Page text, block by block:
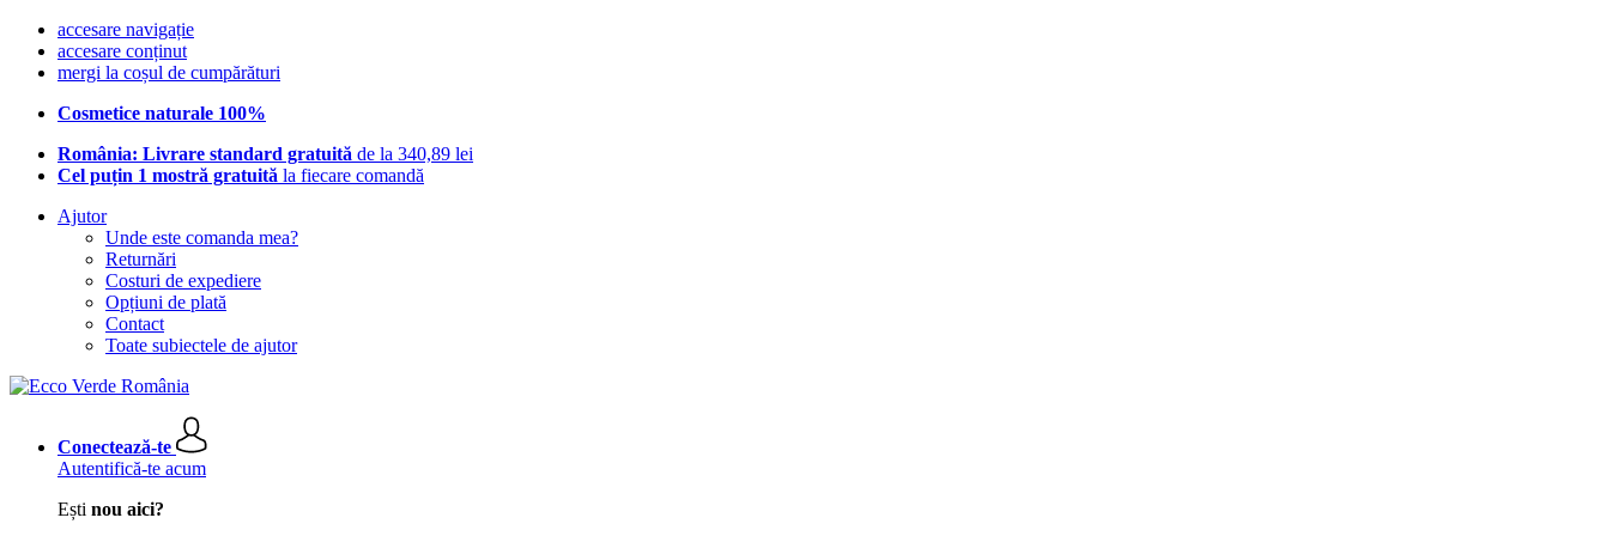
accesare navigație
accesare conținut
mergi la coșul de cumpărături
Cosmetice naturale 100%
România: Livrare standard gratuită de la 340,89 lei
Cel puțin 1 mostră gratuită la fiecare comandă
Ajutor
Unde este comanda mea?
Returnări
Costuri de expediere
Opțiuni de plată
Contact
Toate subiectele de ajutor
Conectează-te
Autentifică-te acum
Ești nou aici?